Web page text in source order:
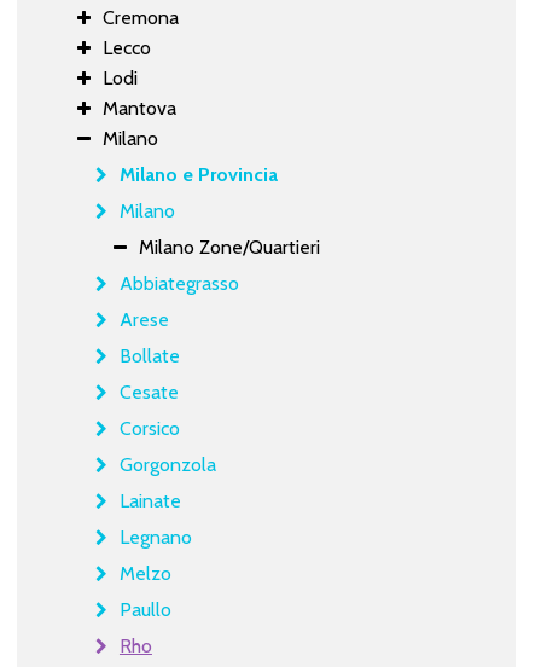
Cremona
Lecco
Lodi
Mantova
Milano
Milano e Provincia
Milano
Milano Zone/Quartieri
Abbiategrasso
Arese
Bollate
Cesate
Corsico
Gorgonzola
Lainate
Legnano
Melzo
Paullo
Rho